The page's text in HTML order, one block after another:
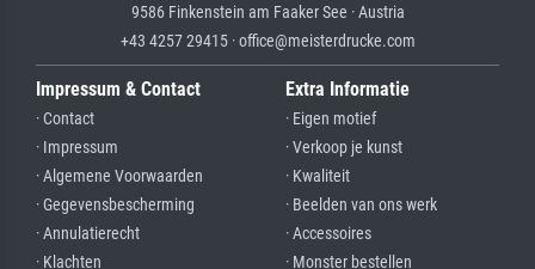
9586 Finkenstein am Faaker See · Austria
+43 4257 29415 · office@meisterdrucke.com
Impressum & Contact
· Contact
· Impressum
· Algemene Voorwaarden
· Gegevensbescherming
· Annulatierecht
· Klachten
Extra Informatie
· Eigen motief
· Verkoop je kunst
· Kwaliteit
· Beelden van ons werk
· Accessoires
· Monster bestellen